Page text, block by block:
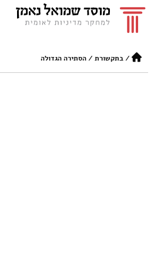
/בתקשורת /הסתירה הגדולה